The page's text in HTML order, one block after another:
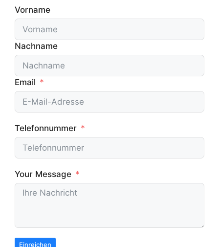
Vorname
Nachname
Email
Telefonnummer
Your Message
Einreichen